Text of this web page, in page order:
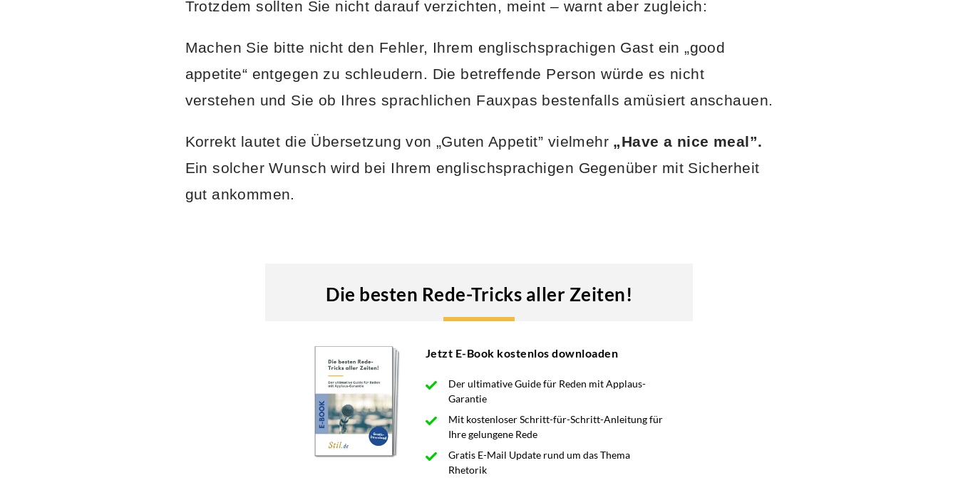
Trotzdem sollten Sie nicht darauf verzichten, meint– warnt aber zugleich:
Machen Sie bitte nicht den Fehler, Ihrem englischsprachigen Gast ein „good
appetite“ entgegen zu schleudern. Die betreffende Person würde es nicht
verstehen und Sie ob Ihres sprachlichen Fauxpas bestenfalls amüsiert anschauen.
Korrekt lautet die Übersetzung von „Guten Appetit” vielmehr „Have a nice meal”.
Ein solcher Wunsch wird bei Ihrem englischsprachigen Gegenüber mit Sicherheit
gut ankommen.